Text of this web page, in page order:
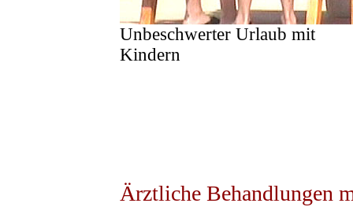
Unbeschwerter Urlaub mit
Kindern
Ärztliche Behandlungen